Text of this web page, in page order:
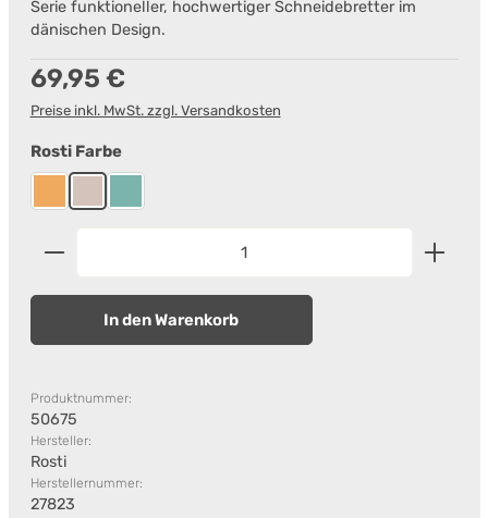
Serie funktioneller, hochwertiger Schneidebretter im
dänischen Design.
Regulärer Preis:
69,95 €
Preise inkl. MwSt. zzgl. Versandkosten
Rosti Farbeauswählen
CurryHumusNordic Green
Produkt Anzahl: Gib den gewünschten Wert ein
In den Warenkorb
Produktnummer:
50675
Hersteller:
Rosti
Herstellernummer:
27823